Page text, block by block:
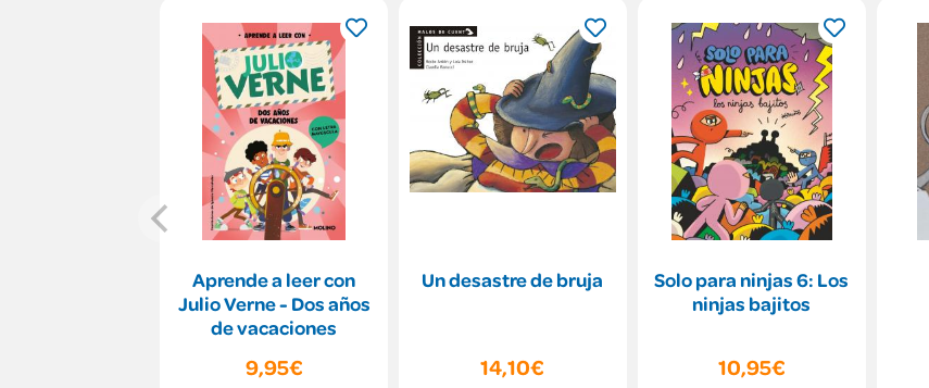
Aprende a leer con
Julio Verne - Dos años
de vacaciones
9,95€
Un desastre de bruja
14,10€
Solo para ninjas 6: Los
ninjas bajitos
10,95€